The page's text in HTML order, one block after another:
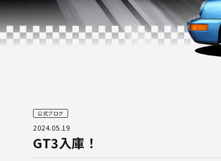
公式ブログ
2024.05.19
GT3入庫！